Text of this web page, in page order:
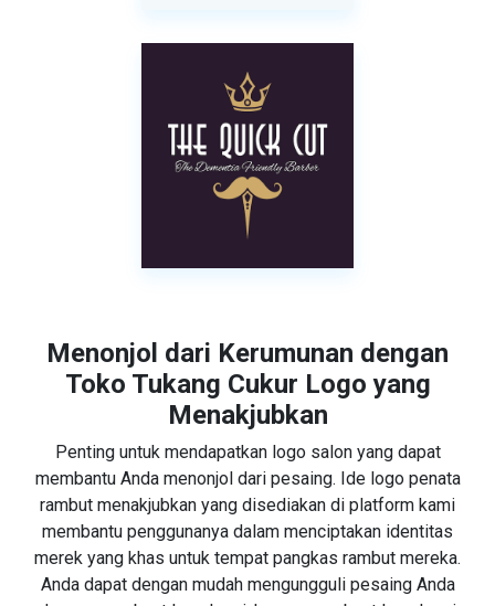
Menonjol dari Kerumunan dengan
Toko Tukang Cukur Logo yang
Menakjubkan
Penting untuk mendapatkan logo salon yang dapat
membantu Anda menonjol dari pesaing. Ide logo penata
rambut menakjubkan yang disediakan di platform kami
membantu penggunanya dalam menciptakan identitas
merek yang khas untuk tempat pangkas rambut mereka.
Anda dapat dengan mudah mengungguli pesaing Anda